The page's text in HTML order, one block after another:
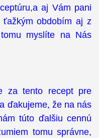
aj Vám pani
ťažkým obdobím aj z
myslíte na Nás
za tento recept pre
ďakujeme, že na nás
túto ďalšiu cennú
tomu správne,